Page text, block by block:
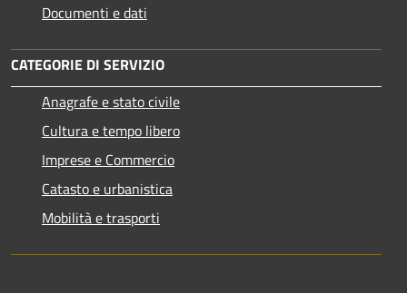
Documenti e dati
CATEGORIE DI SERVIZIO
Anagrafe e stato civile
Cultura e tempo libero
Imprese e Commercio
Catasto e urbanistica
Mobilità e trasporti